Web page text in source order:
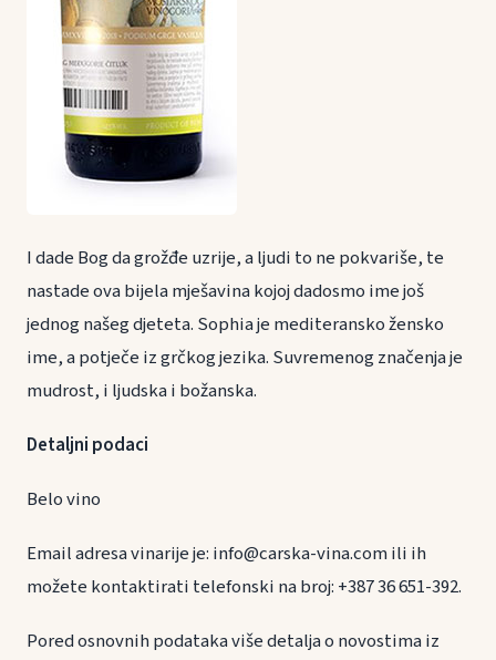
I dade Bog da grožđe uzrije, a ljudi to ne pokvariše, te
nastade ova bijela mješavina kojoj dadosmo ime još
jednog našeg djeteta. Sophia je mediteransko žensko
ime, a potječe iz grčkog jezika. Suvremenog značenja je
mudrost, i ljudska i božanska.
Detaljni podaci
Belo vino
Email adresa vinarije je: info@carska-vina.com ili ih
možete kontaktirati telefonski na broj: +387 36 651-392.
Pored osnovnih podataka više detalja o novostima iz